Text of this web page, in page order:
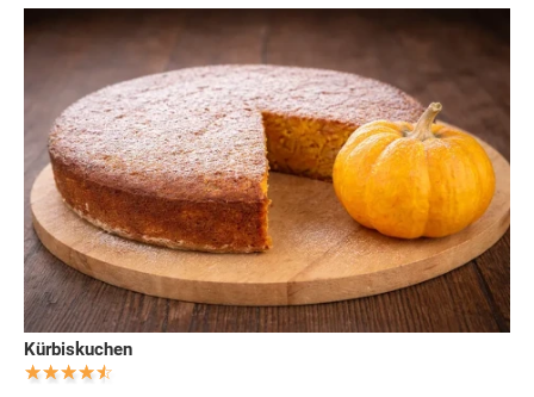
Kürbiskuchen